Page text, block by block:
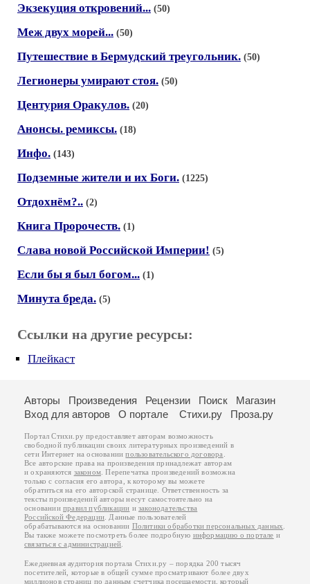
Экзекуция откровений... (50)
Меж двух морей... (50)
Путешествие в Бермудский треугольник. (50)
Легионеры умирают стоя. (50)
Центурия Оракулов. (20)
Анонсы. ремиксы. (18)
Инфо. (143)
Подземные жители и их Боги. (1225)
Отдохнём?.. (2)
Книга Пророчеств. (1)
Слава новой Российской Империи! (5)
Если бы я был богом... (1)
Минута бреда. (5)
Ссылки на другие ресурсы:
Плейкаст
Авторы Произведения Рецензии Поиск
Магазин
Вход для авторов
О портале Стихи.ру Проза.ру
Портал Стихи.ру предоставляет авторам возможность
свободной публикации своих литературных произведений в
сети Интернет на основаниипользовательского договора.
Все авторские права на произведения принадлежат авторам
и охраняются законом. Перепечатка произведений возможна
только с согласия его автора, к которому вы можете
обратиться на его авторской странице. Ответственность за
тексты произведений авторы несут самостоятельно на
основанииправил публикации изаконодательства
Российской Федерации. Данные пользователей
обрабатываются на основании Политики обработки персональных данных.
Вы также можете посмотреть более подробную информацию о портале и
связаться с администрацией.
Ежедневная аудитория портала Стихи.ру – порядка 200 тысяч
посетителей, которые в общей сумме просматривают более двух
миллионов страниц по данным счетчика посещаемости, который